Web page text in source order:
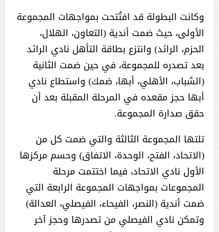
وكانت البطولة قد افتُتحت بمواجهات المجموعة
الأولى، حيث ضمت أندية (التعاون، الهلال،
الحزم، الرائد) وانتزع بطاقة التأهل نادي الرائد
بعد تصدره للمجموعة، في حين ضمت الثانية
(الشباب، الأهلي، أبها، ضمك) واستطاع نادي
أبها حجز مقعده في المرحلة المقبلة بعد أن
حقق صدارة المجموعة.
تلتها المجموعة الثالثة والتي ضمت كل من
(الاتحاد، الفتح، الوحدة، الاتفاق) وحسم مركزها
الأول نادي الاتحاد، فيما اختتمت مرحلة
المجموعات بمواجهات المجموعة الرابعة التي
ضمت أندية (النصر، الفيحاء، الفيصلي، العدالة)
وتمكن نادي الفيصلي من تصدرها وحجز آخر